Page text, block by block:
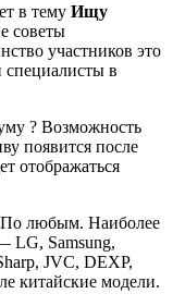
в тему Ищу
советы
участников это
специалисты в
? Возможность
появится после
отображаться
любым. Наиболее
LG, Samsung,
JVC, DEXP,
китайские модели.